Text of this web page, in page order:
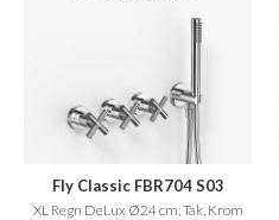
Fly Classic FBR704 S03
XL Regn DeLux Ø24 cm, Tak, Krom